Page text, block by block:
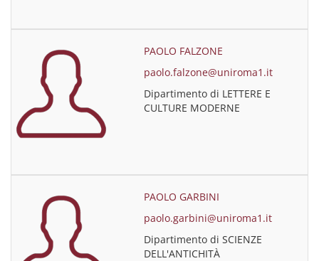
PAOLO FALZONE
paolo.falzone@uniroma1.it
Dipartimento di LETTERE E
CULTURE MODERNE
PAOLO GARBINI
paolo.garbini@uniroma1.it
Dipartimento di SCIENZE
DELL'ANTICHITÀ